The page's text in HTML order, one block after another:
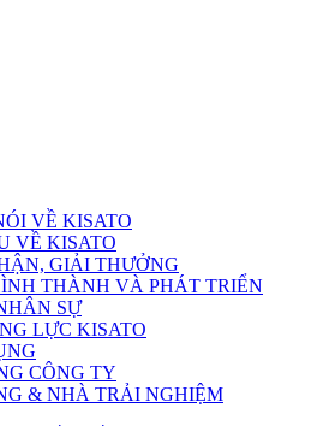
VỀ KISATO
VỀ KISATO
GIẢI THƯỞNG
THÀNH VÀ PHÁT TRIỂN
SỰ
LỰC KISATO
CÔNG TY
& NHÀ TRẢI NGHIỆM